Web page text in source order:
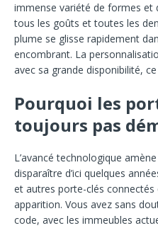
immense variété de formes et
tous les goûts et toutes les
plume se glisse rapidement
encombrant. La
avec sa grande disponibilité,
Pourquoi les
toujours pas
L’avancé technologique
disparaître d’ici quelques
et autres porte-clés
apparition. Vous avez sans
code, avec les immeubles